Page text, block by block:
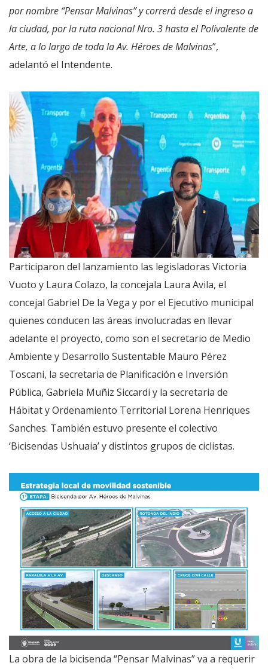
por nombre “Pensar Malvinas” y correrá desde el ingreso a
la ciudad, por la ruta nacional Nro. 3 hasta el Polivalente de
Arte, a lo largo de toda la Av. Héroes de Malvinas”,
adelantó el Intendente.
Participaron del lanzamiento las legisladoras Victoria
Vuoto y Laura Colazo, la concejala Laura Avila, el
concejal Gabriel De la Vega y por el Ejecutivo municipal
quienes conducen las áreas involucradas en llevar
adelante el proyecto, como son el secretario de Medio
Ambiente y Desarrollo Sustentable Mauro Pérez
Toscani, la secretaria de Planificación e Inversión
Pública, Gabriela Muñiz Siccardi y la secretaria de
Hábitat y Ordenamiento Territorial Lorena Henriques
Sanches. También estuvo presente el colectivo
‘Bicisendas Ushuaia’ y distintos grupos de ciclistas.
La obra de la bicisenda “Pensar Malvinas” va a requerir